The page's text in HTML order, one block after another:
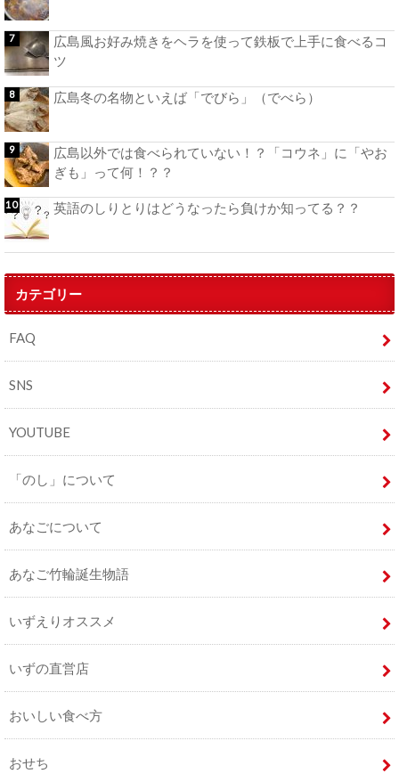
広島風お好み焼きをヘラを使って鉄板で上手に食べるコ
ツ
広島冬の名物といえば「でびら」（でべら）
広島以外では食べられていない！？「コウネ」に「やお
ぎも」って何！？？
英語のしりとりはどうなったら負けか知ってる？？
カテゴリー
FAQ
SNS
YOUTUBE
「のし」について
あなごについて
あなご竹輪誕生物語
いずえりオススメ
いずの直営店
おいしい食べ方
おせち